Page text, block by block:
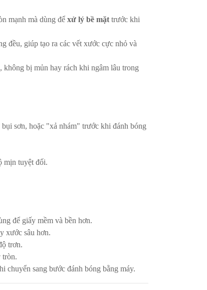
mạnh mà dùng để xử lý bề mặt trước khi
đều, giúp tạo ra các vết xước cực nhỏ và
bị mủn hay rách khi ngâm lâu trong
sơn, hoặc "xả nhám" trước khi đánh bóng
mịn tuyệt đối.
để giấy mềm và bền hơn.
xước sâu hơn.
trơn.
tròn.
chuyển sang bước đánh bóng bằng máy.